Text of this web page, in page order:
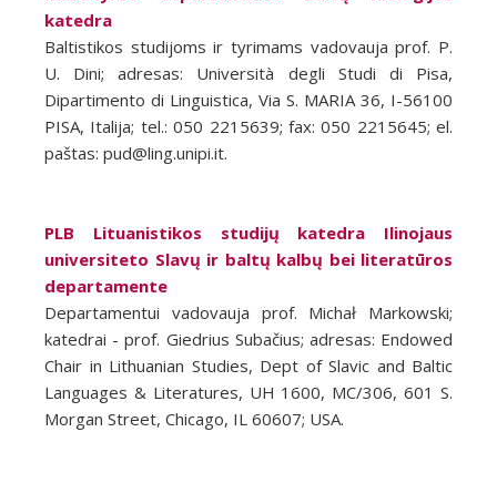
katedra
Baltistikos studijoms ir tyrimams vadovauja prof. P.
U. Dini; adresas: Università degli Studi di Pisa,
Dipartimento di Linguistica, Via S. MARIA 36, I-56100
PISA, Italija; tel.: 050 2215639; fax: 050 2215645; el.
paštas: pud@ling.unipi.it.
PLB Lituanistikos studijų katedra Ilinojaus
universiteto Slavų ir baltų kalbų bei literatūros
departamente
Departamentui vadovauja prof. Michał Markowski;
katedrai - prof. Giedrius Subačius; adresas: Endowed
Chair in Lithuanian Studies, Dept of Slavic and Baltic
Languages & Literatures, UH 1600, MC/306, 601 S.
Morgan Street, Chicago, IL 60607; USA.